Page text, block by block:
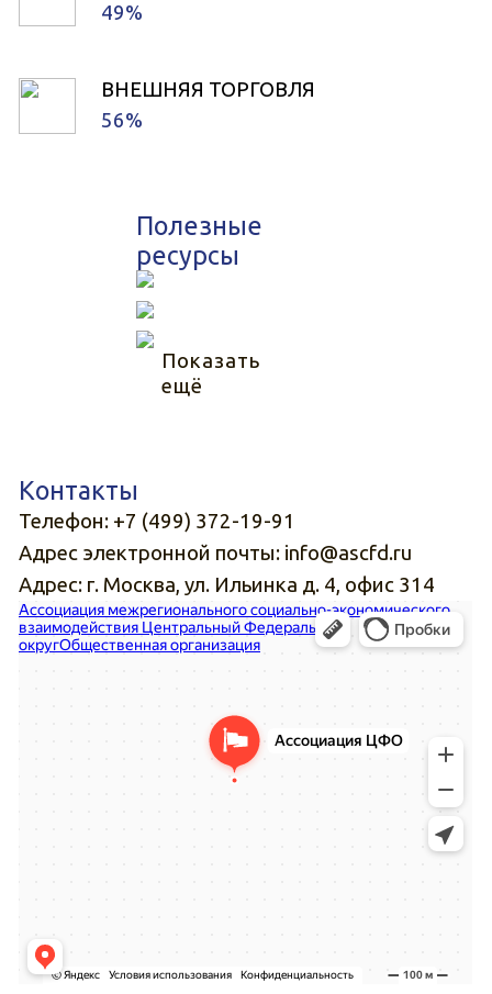
56%
ВНЕШНЯЯ ТОРГОВЛЯ
49%
Полезные
ресурсы
Показать
ещё
Контакты
Телефон: +7 (499) 372-19-91
Адрес электронной почты: info@ascfd.ru
Адрес: г. Москва, ул. Ильинка д. 4, офис 314